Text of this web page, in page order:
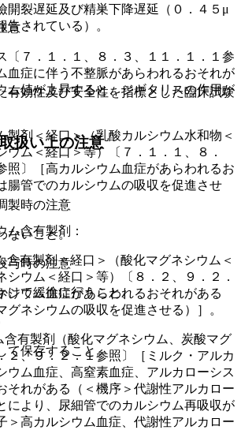
開裂遅延及び精巣下降遅延（０．４５μ
告されている）。
有効性及び安全性を指標とした臨床試験
扱い上の注意
製時の注意
ないこと。
与時の注意
けて緩徐に行うこと。
て保存すること。
意：
７．１．１、８．３、１１．１．１参
血症に伴う不整脈があらわれるおそれが
ム値が上昇すると、ジギタリスの作用が
剤＜経口＞（乳酸カルシウム水和物＜
ウム＜経口＞等）〔７．１．１、８．
照〕［高カルシウム血症があらわれるお
腸管でのカルシウムの吸収を促進させ
含有製剤：
有製剤＜経口＞（酸化マグネシウム＜
シウム＜経口＞等）〔８．２、９．２．
シウム血症があらわれるおそれがある
グネシウムの吸収を促進させる）］。
有製剤（酸化マグネシウム、炭酸マグ
２、９．２．１参照〕［ミルク・アルカ
ウム血症、高窒素血症、アルカローシス
それがある（＜機序＞代謝性アルカロー
により、尿細管でのカルシウム再吸収が
＞高カルシウム血症、代謝性アルカロー